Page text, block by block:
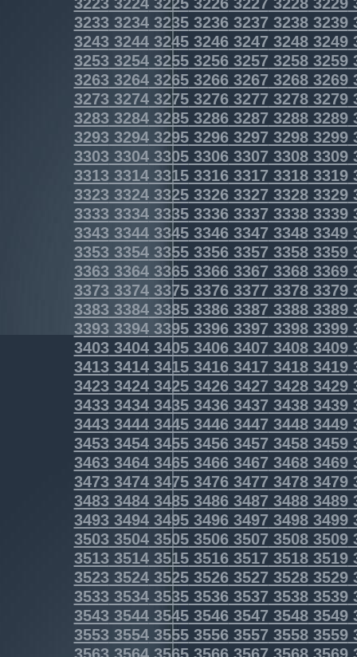
3233323432353236323732383239
3243324432453246324732483249
3253325432553256325732583259
3263326432653266326732683269
3273327432753276327732783279
3283328432853286328732883289
3293329432953296329732983299
3303330433053306330733083309
3313331433153316331733183319
3323332433253326332733283329
3333333433353336333733383339
3343334433453346334733483349
3353335433553356335733583359
3363336433653366336733683369
3373337433753376337733783379
3383338433853386338733883389
3393339433953396339733983399
3403340434053406340734083409
3413341434153416341734183419
3423342434253426342734283429
3433343434353436343734383439
3443344434453446344734483449
3453345434553456345734583459
3463346434653466346734683469
3473347434753476347734783479
3483348434853486348734883489
3493349434953496349734983499
3503350435053506350735083509
3513351435153516351735183519
3523352435253526352735283529
3533353435353536353735383539
3543354435453546354735483549
3553355435553556355735583559